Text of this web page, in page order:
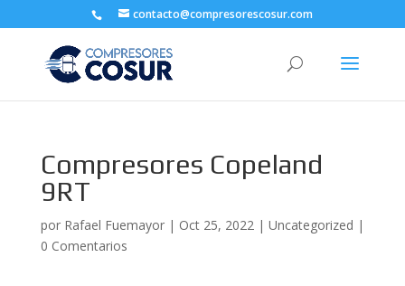
contacto@compresorescosur.com
Compresores Copeland
9RT
por Rafael Fuemayor| Oct 25, 2022| Uncategorized |
0 Comentarios